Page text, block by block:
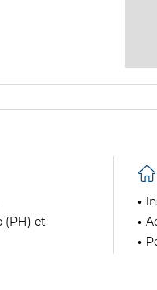
(PH) et